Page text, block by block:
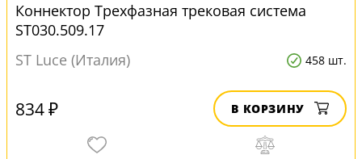
Коннектор Трехфазная трековая система
ST030.509.17
ST Luce (Италия)
458 шт.
834 ₽ В КОРЗИНУ